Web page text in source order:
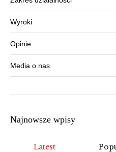
Wyroki
Opinie
Media o nas
Najnowsze wpisy
Latest